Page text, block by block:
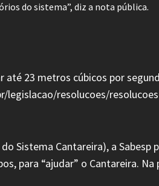
do sistema”, diz a nota pública.
23 metros cúbicos por
legislacao/resolucoes/
Sistema Cantareira), a Sabesp
para “ajudar” o Cantareira.